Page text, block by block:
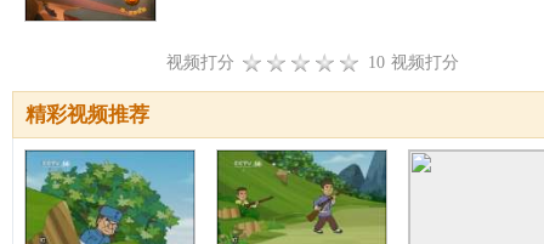
视频打分 10 视频打分
精彩视频推荐